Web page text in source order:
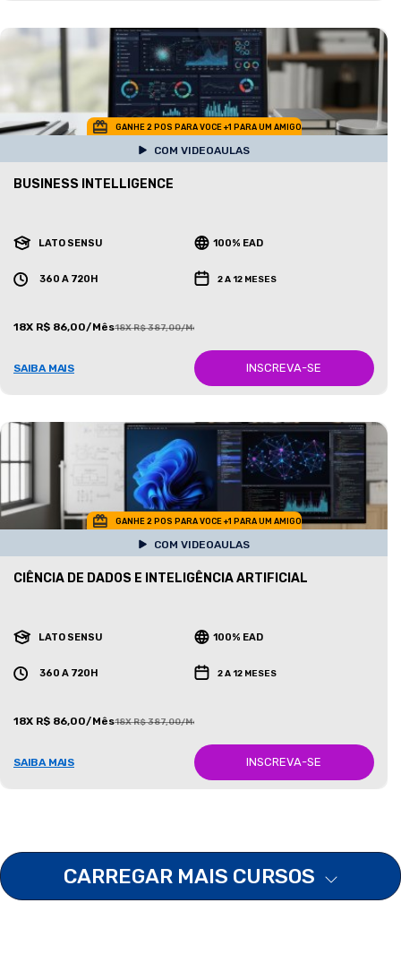
GANHE 2 POS PARA VOCE +1 PARA UM AMIGO
COM VIDEOAULAS
BUSINESS INTELLIGENCE
LATO SENSU 100% EAD
360 A 720H 2 A 12 MESES
18X R$ 86,00/Mês18X R$ 387,00/Mês
SAIBA MAIS INSCREVA-SE
GANHE 2 POS PARA VOCE +1 PARA UM AMIGO
COM VIDEOAULAS
CIÊNCIA DE DADOS E INTELIGÊNCIA ARTIFICIAL
LATO SENSU 100% EAD
360 A 720H 2 A 12 MESES
18X R$ 86,00/Mês18X R$ 387,00/Mês
SAIBA MAIS INSCREVA-SE
CARREGAR MAIS CURSOS